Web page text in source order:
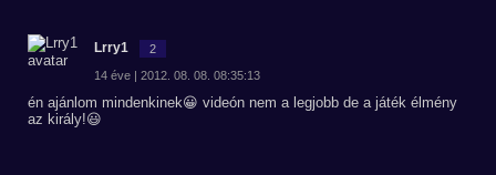
Lrry1 2
14 éve | 2012. 08. 08. 08:35:13
én ajánlom mindenkinek😀 videón nem a legjobb de a játék élmény
az király!😃